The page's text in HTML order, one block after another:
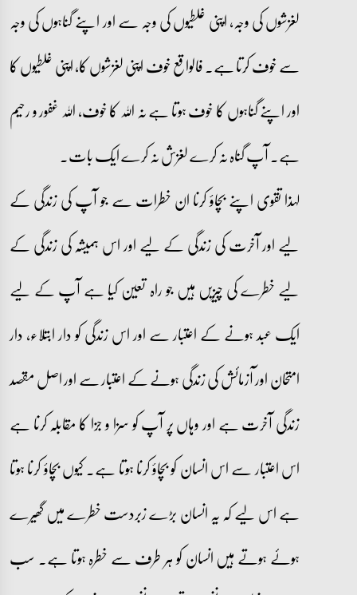
لغزشوں کی وجہ، اپنی غلطیوں کی وجہ سے اور اپنے گناہوں کی وجہ
سے خوف کرتا ہے۔ فالواقع خوف اپنی لغزشوں کا، اپنی غلطیوں کا
اور اپنے گناہوں کا خوف ہوتا ہے نہ اللہ کا خوف، اللہ غفور و رحیم
ہے۔ آپ گناہ نہ کرے لغزش نہ کرے ایک بات۔
لہذا تقوی اپنے بچاؤ کرنا ان خطرات سے جو آپ کی زندگی کے
لیے اور آخرت کی زندگی کے لیے اور اس ہمیشہ کی زندگی کے
لیے خطرے کی چیزیں ہیں جو راہ تعین کیا ہے آپ کے لیے
ایک عبد ہونے کے اعتبار سے اور اس زندگی کو دار ابتلاء، دار
امتحان اور آزمائش کی زندگی ہونے کے اعتبار سے اور اصل مقصد
زندگی آخرت ہے اور وہاں پر آپ کو سزا و جزا کا مقابلہ کرنا ہے
اس اعتبار سے اس انسان کو بچاؤ کرنا ہوتا ہے۔ کیوں بچاؤ کرنا ہوتا
ہے اس لیے کہ یہ انسان بڑے زبردست خطرے میں گھیرے
ہوئے ہوتے ہیں انسان کو ہر طرف سے خطرہ ہوتا ہے۔ سب